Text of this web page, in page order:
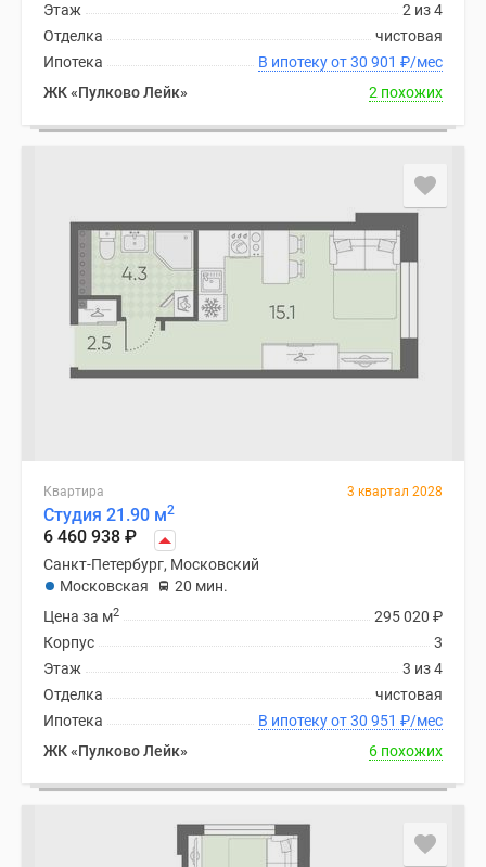
2 из 4
Этаж
чистовая
Отделка
В ипотеку от 30 901 ₽/мес
Ипотека
ЖК «Пулково Лейк»
2 похожих
Квартира 3 квартал 2028
Студия 21.90 м2
6 460 938 ₽
Санкт-Петербург, Московский
Московская
20 мин.
295 020 ₽
Цена за м2
3
Корпус
3 из 4
Этаж
чистовая
Отделка
В ипотеку от 30 951 ₽/мес
Ипотека
ЖК «Пулково Лейк»
6 похожих